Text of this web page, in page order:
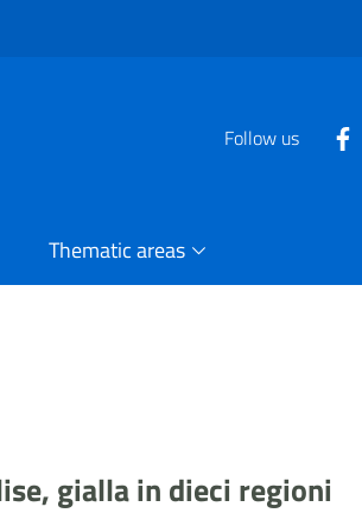
Follow us
Thematic areas
gialla in dieci regioni